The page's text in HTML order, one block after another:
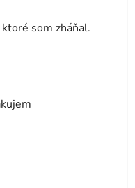
som zháňal.